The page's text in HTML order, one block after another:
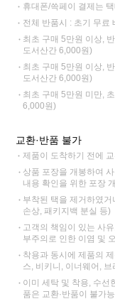
휴대폰/쓱페이 결제는
전체 반품시 : 초기 무료
최초 구매 5만원 이상,
도서산간 6,000원)
최초 구매 5만원 이상,
도서산간 6,000원)
최초 구매 5만원 미만,
6,000원)
교환·반품 불가
제품이 도착하기 전에
상품 포장을 개봉하여
내용 확인을 위한 포장
부착된 택을 제거하였
손상, 패키지백 분실 등)
고객의 책임이 있는 사
부주의로 인한 이염 및
착용과 동시에 제품의
스, 비키니, 이너웨어,
이미 세탁 및 착용, 수선
품은 교환·반품이 불가